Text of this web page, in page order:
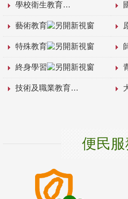
學校衛生教育
藝術教育
特殊教育
終身學習
技術及職業教育
便民服